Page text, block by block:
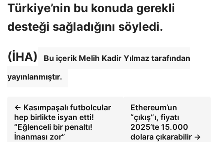
Türkiye’nin bu konuda gerekli
desteği sağladığını söyledi.
(İHA)
Bu içerik Melih Kadir Yılmaz tarafından
yayınlanmıştır.
← Kasımpaşalı futbolcular
hep birlikte isyan etti!
“Eğlenceli bir penaltı!
İnanması zor”
Ethereum’un
“çıkış”ı, fiyatı
2025’te 15.000
dolara çıkarabilir →